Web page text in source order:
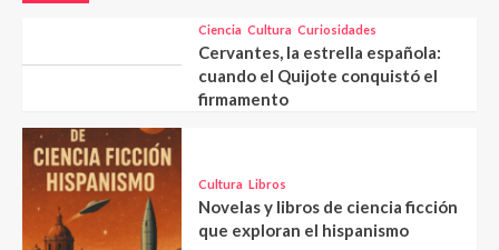
Ciencia Cultura Curiosidades
Cervantes, la estrella española:
cuando el Quijote conquistó el
firmamento
Cultura Libros
Novelas y libros de ciencia ficción
que exploran el hispanismo